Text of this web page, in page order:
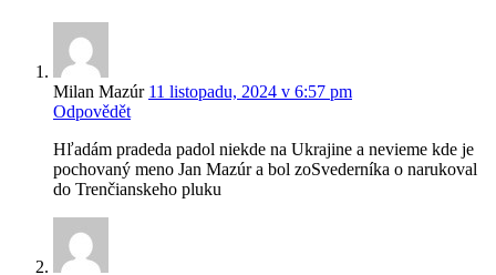
Milan Mazúr 11 listopadu, 2024 v 6:57 pm
Odpovědět
Hľadám pradeda padol niekde na Ukrajine a nevieme kde je
pochovaný meno Jan Mazúr a bol zoSvederníka o narukoval
do Trenčianskeho pluku